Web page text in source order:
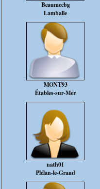
Beaumecbg
Lamballe
MONT93
Étables-sur-Mer
nath01
Plélan-le-Grand